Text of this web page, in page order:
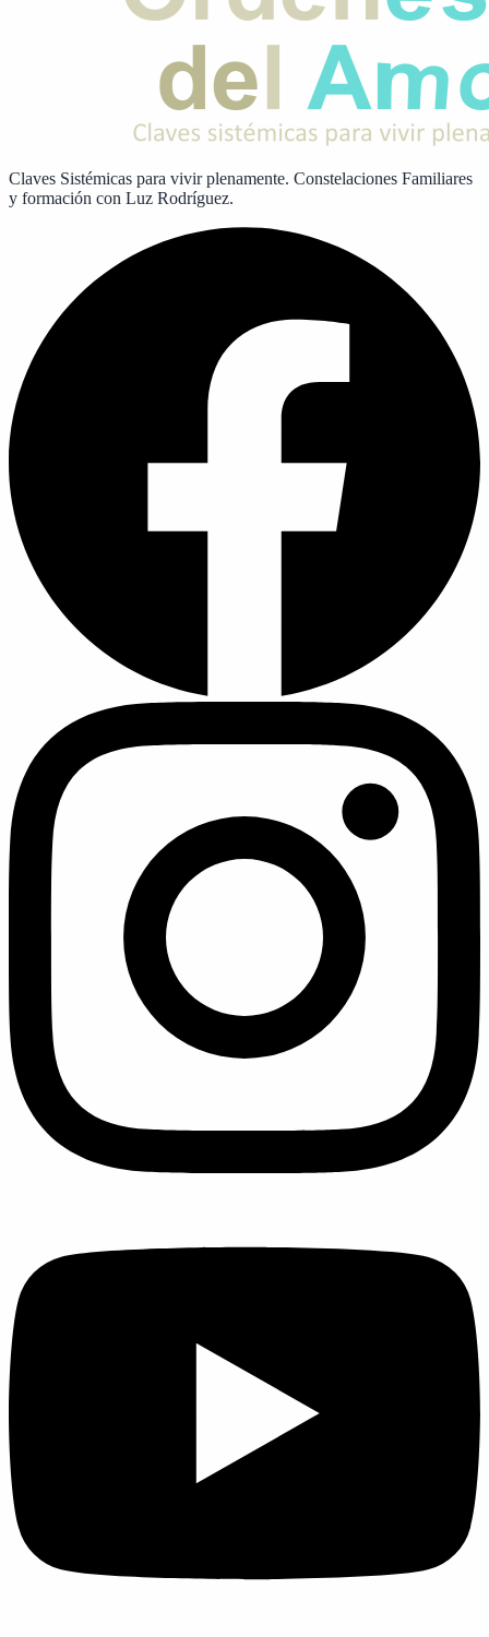
Claves Sistémicas para vivir plenamente. Constelaciones Familiares
y formación con Luz Rodríguez.